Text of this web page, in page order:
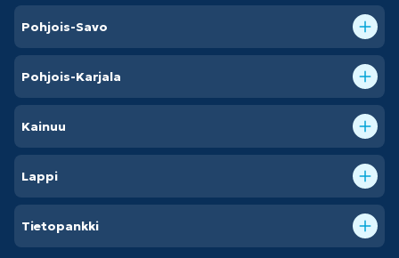
Pohjois-Savo
Pohjois-Karjala
Kainuu
Lappi
Tietopankki